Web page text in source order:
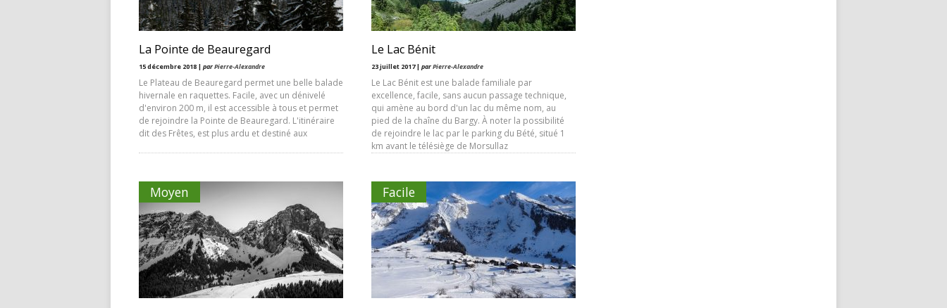
La Pointe de Beauregard
15 décembre 2018 | parPierre-Alexandre
Le Plateau de Beauregard permet une belle balade
hivernale en raquettes. Facile, avec un dénivelé
d'environ 200 m, il est accessible à tous et permet
de rejoindre la Pointe de Beauregard. L'itinéraire
dit des Frêtes, est plus ardu et destiné aux
Le Lac Bénit
23 juillet 2017 | parPierre-Alexandre
Le Lac Bénit est une balade familiale par
excellence, facile, sans aucun passage technique,
qui amène au bord d'un lac du même nom, au
pied de la chaîne du Bargy. À noter la possibilité
de rejoindre le lac par le parking du Bété, situé 1
km avant le télésiège de Morsullaz
Moyen Facile